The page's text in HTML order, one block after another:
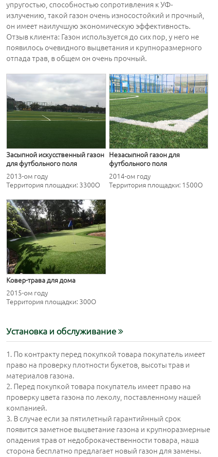
упругостью, способностью сопротивления к УФ-
излучению, такой газон очень износостойкий и прочный,
он имеет наилучшую экономическую эффективность.
Отзыв клиента: Газон используется до сих пор, у него не
появилось очевидного выцветания и крупноразмерного
отпада трав, в общем он очень прочный.
Засыпной искусственный газон
для футбольного поля
2013-ом году
Территория площадки: 3300O
Незасыпной газон для
футбольного поля
2014-ом году
Территория площадки: 1500O
Ковер-трава для дома
2015-ом году
Территория площадки: 300O
Установка и обслуживание
1. По контракту перед покупкой товара покупатель имеет
право на проверку плотности букетов, высоты трав и
материалов газона.
2. Перед покупкой товара покупатель имеет право на
проверку цвета газона по леколу, поставленному нашей
компанией.
3. В случае если за пятилетный гарантийнный срок
появится заметное выцветание газона и крупноразмерные
опадения трав от недоброкачественности товара, наша
сторона бесплатно предлагает новый газон для замены.